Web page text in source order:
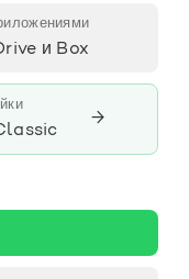
и Box
→